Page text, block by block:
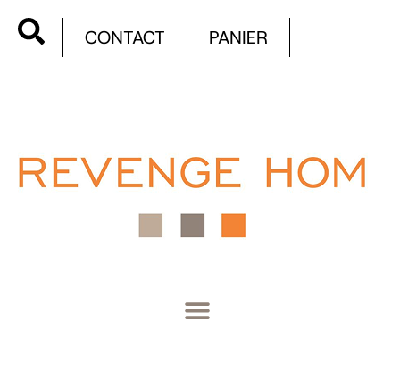
CONTACT PANIER